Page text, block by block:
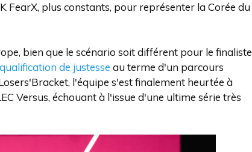
FearX, plus constants, pour représenter la Corée du
bien que le scénario soit différent pour le finaliste
de justesse au terme d'un parcours
l'équipe s'est finalement heurtée à
Versus, échouant à l'issue d'une ultime série très